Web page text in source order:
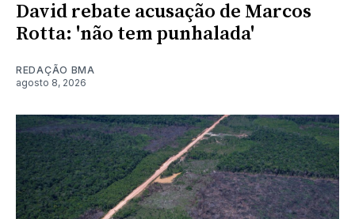
David rebate acusação de Marcos
Rotta: 'não tem punhalada'
REDAÇÃO BMA
agosto 8, 2026